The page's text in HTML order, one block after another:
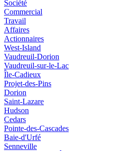
Société
Commercial
Travail
Affaires
Actionnaires
West-Island
Vaudreuil-Dorion
Vaudreuil-sur-le-Lac
Île-Cadieux
Projet-des-Pins
Dorion
Saint-Lazare
Hudson
Cedars
Pointe-des-Cascades
Baie-d'Urfé
Senneville